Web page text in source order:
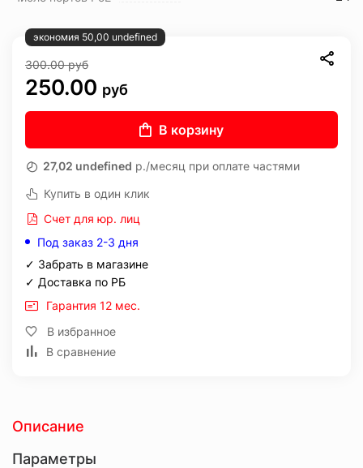
экономия 50,00 undefined
300.00руб
250.00 руб
В корзину
27,02 undefined р./месяц при оплате частями
Купить в один клик
Счет для юр. лиц
Под заказ 2-3 дня
✓ Забрать в магазине
✓ Доставка по РБ
Гарантия 12 мес.
В избранное
В сравнение
Описание
Параметры